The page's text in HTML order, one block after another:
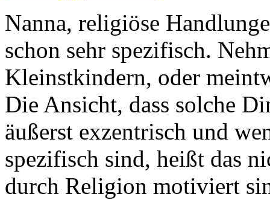
Nanna, religiöse
schon sehr spezifisch.
Kleinstkindern, oder
Die Ansicht, dass solche
äußerst exzentrisch und
spezifisch sind, heißt das
durch Religion motiviert